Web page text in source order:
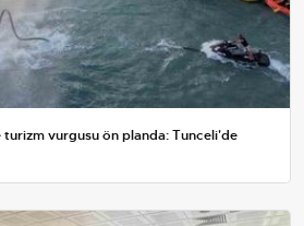
turizm vurgusu ön planda: Tunceli'de